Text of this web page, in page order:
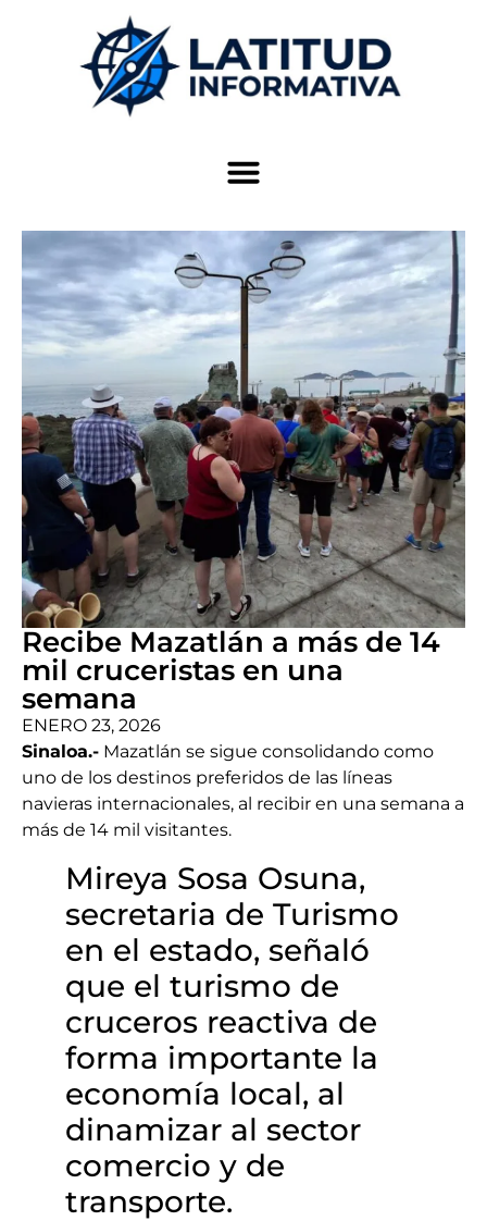
Recibe Mazatlán a más de 14
mil cruceristas en una
semana
ENERO 23, 2026
Sinaloa.- Mazatlán se sigue consolidando como
uno de los destinos preferidos de las líneas
navieras internacionales, al recibir en una semana a
más de 14 mil visitantes.
Mireya Sosa Osuna,
secretaria de Turismo
en el estado, señaló
que el turismo de
cruceros reactiva de
forma importante la
economía local, al
dinamizar al sector
comercio y de
transporte.